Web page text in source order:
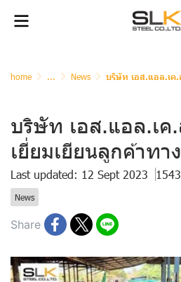
home ... News บริษัท เอส.แอล.เค.สตี
บริษัท เอส.แอล.เค
เยี่ยมเยียนลูกค้าทา
Last updated: 12 Sept 2023
News
Share